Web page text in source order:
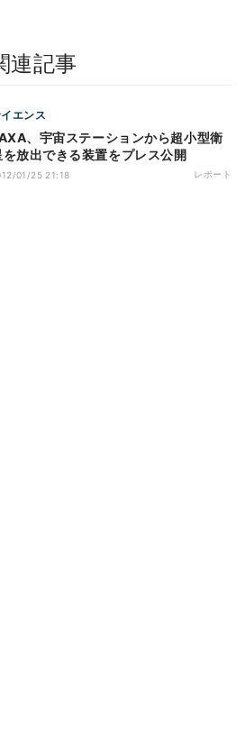
連記事
エンス
、宇宙ステーションから超小型衛
を放出できる装置をプレス公開
01/25 21:18 レポート